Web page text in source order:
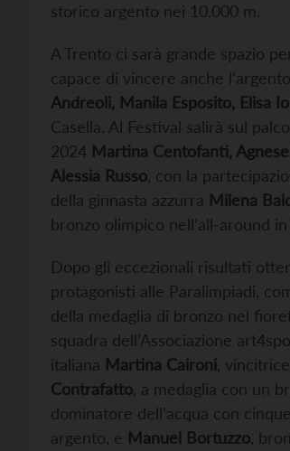
storico argento nei 10.000 m.
A Trento ci sarà grande spazio
capace di vincere anche
Andreoli, Manila Esposito, Elisa
Casella. Al Festival salirà sul
2024 Martina Centofanti,
Alessia Russo , con la
della ginnasta azzurra Milena
bronzo olimpico nell’all-around in
Dopo gli eccezionali risultati
protagonisti alle Paralimpiadi,
della medaglia di bronzo nel
squadra dell’Associazione
italiana Martina Caironi ,
Contrafatto , a medaglia con un
dominatore dell’acqua con
argento, e Manuel Bortuzzo ,